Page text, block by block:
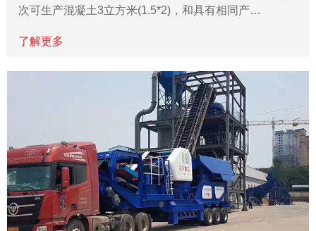
次可生产混凝土3立方米(1.5*2)，和具有相同产…
了解更多